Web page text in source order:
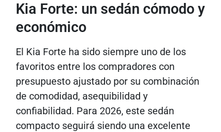
Kia Forte: un sedán cómodo y
económico
El Kia Forte ha sido siempre uno de los
favoritos entre los compradores con
presupuesto ajustado por su combinación
de comodidad, asequibilidad y
confiabilidad. Para 2026, este sedán
compacto seguirá siendo una excelente